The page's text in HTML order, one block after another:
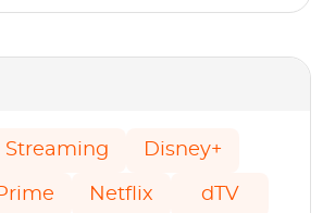
Streaming Disney+
Netflix dTV